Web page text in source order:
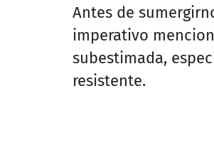
Antes de
imperativo
subestimada,
resistente.